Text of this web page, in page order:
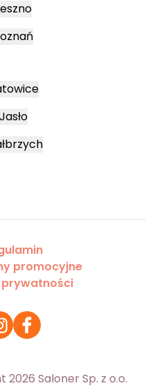
Jasło
promocyjne
2026 Saloner Sp. z o.o.